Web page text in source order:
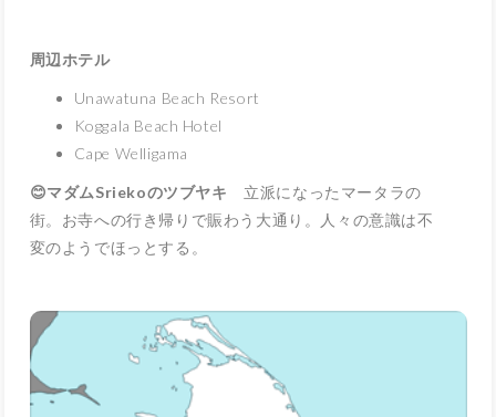
周辺ホテル
Unawatuna Beach Resort
Koggala Beach Hotel
Cape Welligama
😊マダムSriekoのツブヤキ 立派になったマータラの
街。お寺への行き帰りで賑わう大通り。人々の意識は不
変のようでほっとする。